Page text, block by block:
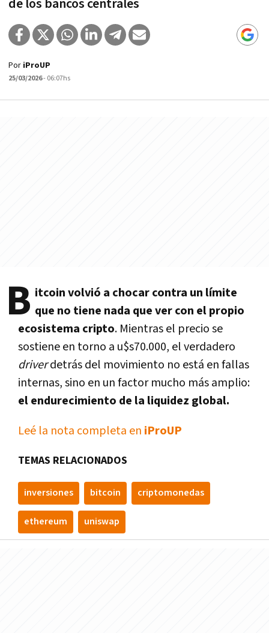
de los bancos centrales
Por iProUP
25/03/2026- 06:07hs
B itcoin volvió a chocar contra un límite
que no tiene nada que ver con el propio
ecosistema cripto. Mientras el precio se
sostiene en torno a u$s70.000, el verdadero
driverdetrás del movimiento no está en fallas
internas, sino en un factor mucho más amplio:
el endurecimiento de la liquidez global.
Leé la nota completa en iProUP
TEMAS RELACIONADOS
inversiones bitcoin criptomonedas
ethereum uniswap